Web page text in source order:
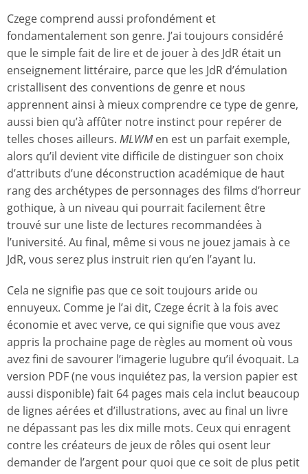
Czege comprend aussi profondément et
fondamentalement son genre. J’ai toujours considéré
que le simple fait de lire et de jouer à des JdR était un
enseignement littéraire, parce que les JdR d’émulation
cristallisent des conventions de genre et nous
apprennent ainsi à mieux comprendre ce type de genre,
aussi bien qu’à affûter notre instinct pour repérer de
telles choses ailleurs. MLWMen est un parfait exemple,
alors qu’il devient vite difficile de distinguer son choix
d’attributs d’une déconstruction académique de haut
rang des archétypes de personnages des films d’horreur
gothique, à un niveau qui pourrait facilement être
trouvé sur une liste de lectures recommandées à
l’université. Au final, même si vous ne jouez jamais à ce
JdR, vous serez plus instruit rien qu’en l’ayant lu.
Cela ne signifie pas que ce soit toujours aride ou
ennuyeux. Comme je l’ai dit, Czege écrit à la fois avec
économie et avec verve, ce qui signifie que vous avez
appris la prochaine page de règles au moment où vous
avez fini de savourer l’imagerie lugubre qu’il évoquait. La
version PDF (ne vous inquiétez pas, la version papier est
aussi disponible) fait 64 pages mais cela inclut beaucoup
de lignes aérées et d’illustrations, avec au final un livre
ne dépassant pas les dix mille mots. Ceux qui enragent
contre les créateurs de jeux de rôles qui osent leur
demander de l’argent pour quoi que ce soit de plus petit